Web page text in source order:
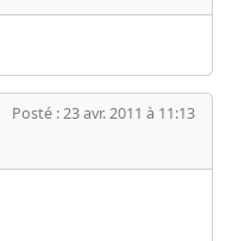
Posté : 23 avr. 2011 à 11:13